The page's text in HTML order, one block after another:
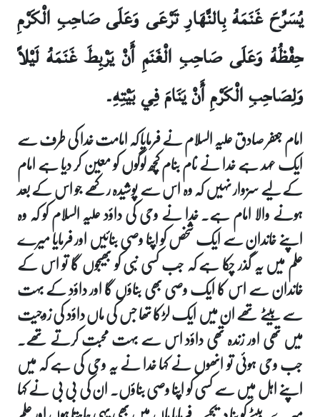
يُسَرِّحَ غَنَمَهُ بِالنَّهَارِ تَرْعَى وَعَلَى صَاحِبِ الْكَرْمِ
حِفْظُهُ وَعَلَى صَاحِبِ الْغَنَمِ أَنْ يَرْبِطَ غَنَمَهُ لَيْلاً
وَلِصَاحِبِ الْكَرْمِ أَنْ يَنَامَ فِي بَيْتِهِ۔
امام جعفر صادق علیہ السلام نے فرمایا کہ امامت خدا کی طرف سے
ایک عہد ہے خدا نے نام بنام کچھ لوگوں کو معین کر دیا ہے امام
کے لیے سزوار نہیں کہ وہ اس سے پوشیدہ رکھے جو اس کے بعد
ہونے والا امام ہے۔ خدا نے وحی کی داؤد علیہ السلام کو کہ وہ
اپنے خاندان سے ایک شخص کو اپنا وصی بنائیں اور فرمایا میرے
علم میں یہ گذر چکا ہے کہ جب کسی نبی کو بھیجوں گا تو اس کے
خاندان سے اس کا ایک وصی بھی بناؤں گا اور داؤد کے بہت
سے بیٹے تھے ان میں ایک لڑکا تھا جس کی ماں داؤد کی زوجیت
میں تھی اور زندہ تھی داؤد اس سے بہت محبت کرتے تھے۔
جب وحی ہوئی تو انھوں نے کہا خدا نے یہ وحی کی ہے کہ میں
اپنے اہل میں سے کسی کو اپنا وصی بناؤں۔ ان کی بی بی نے کہا